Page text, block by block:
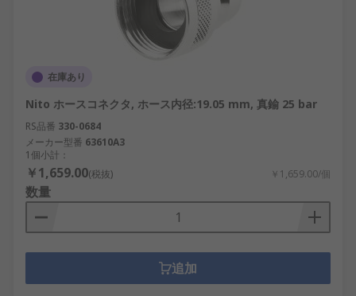
在庫あり
Nito ホースコネクタ, ホース内径:19.05 mm, 真鍮 25 bar
RS品番 330-0684
メーカー型番 63610A3
1個小計：
￥1,659.00(税抜) ￥1,659.00/個
数量
追加